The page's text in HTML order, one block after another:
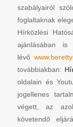
szabályairól
foglaltaknak
Hírközlési
ajánlásában is
lévő
továbbiakban:
oldalain és
jogellenes
végett, az
követendő